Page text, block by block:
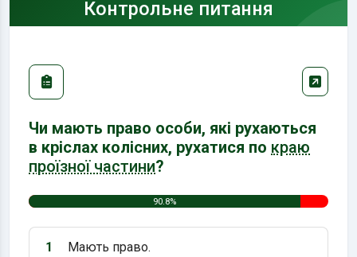
Контрольне питання
Чи мають право особи, які рухаються
в кріслах колісних, рухатися по краю
проїзної частини?
90.8%
1 Мають право.